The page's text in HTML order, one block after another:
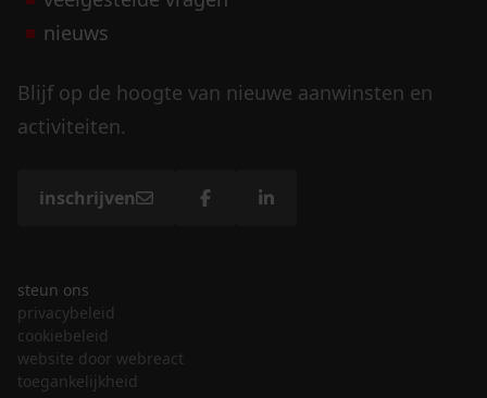
nieuws
Blijf op de hoogte van nieuwe aanwinsten en
activiteiten.
inschrijven
steun ons
privacybeleid
cookiebeleid
website door webreact
toegankelijkheid